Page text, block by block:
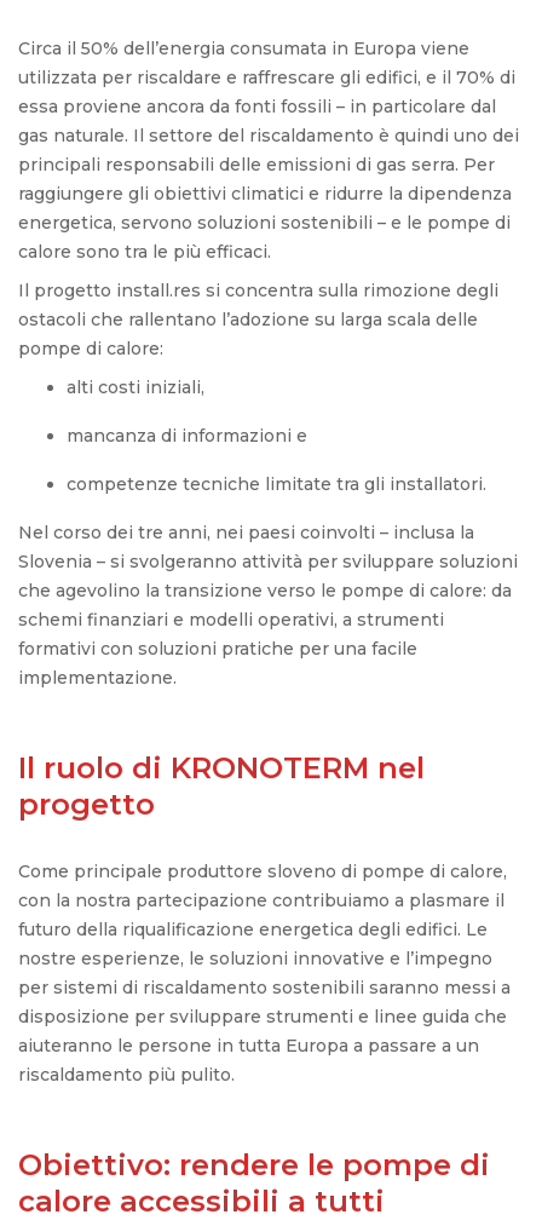
Circa il 50% dell’energia consumata in Europa viene
utilizzata per riscaldare e raffrescare gli edifici, e il 70% di
essa proviene ancora da fonti fossili – in particolare dal
gas naturale. Il settore del riscaldamento è quindi uno dei
principali responsabili delle emissioni di gas serra. Per
raggiungere gli obiettivi climatici e ridurre la dipendenza
energetica, servono soluzioni sostenibili – e le pompe di
calore sono tra le più efficaci.
Il progetto install.res si concentra sulla rimozione degli
ostacoli che rallentano l’adozione su larga scala delle
pompe di calore:
alti costi iniziali,
mancanza di informazioni e
competenze tecniche limitate tra gli installatori.
Nel corso dei tre anni, nei paesi coinvolti – inclusa la
Slovenia – si svolgeranno attività per sviluppare soluzioni
che agevolino la transizione verso le pompe di calore: da
schemi finanziari e modelli operativi, a strumenti
formativi con soluzioni pratiche per una facile
implementazione.
Il ruolo di KRONOTERM nel
progetto
Come principale produttore sloveno di pompe di calore,
con la nostra partecipazione contribuiamo a plasmare il
futuro della riqualificazione energetica degli edifici. Le
nostre esperienze, le soluzioni innovative e l’impegno
per sistemi di riscaldamento sostenibili saranno messi a
disposizione per sviluppare strumenti e linee guida che
aiuteranno le persone in tutta Europa a passare a un
riscaldamento più pulito.
Obiettivo: rendere le pompe di
calore accessibili a tutti